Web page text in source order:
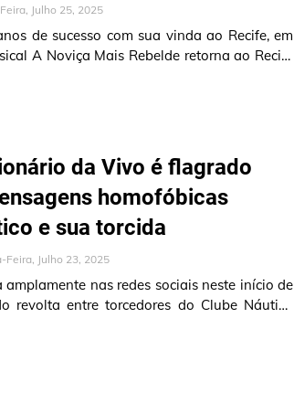
Julho 25, 2025
de sucesso com sua vinda ao Recife, em
A Noviça Mais Rebelde retorna ao Recife
da Vivo é flagrado
homofóbicas
e sua torcida
Feira, Julho 23, 2025
amplamente nas redes sociais neste início de
revolta entre torcedores do Clube Náutico